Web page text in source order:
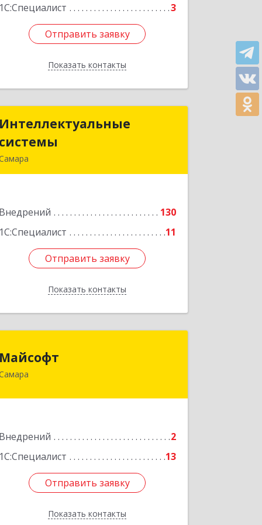
1С:Специалист
3
Отправить заявку
Показать контакты
Отправить заявку
Назад
Интеллектуальные
системы
Внедрений
130
1С:Специалист
11
Отправить заявку
Показать контакты
Интеллектуальные
Подробнее
Отправить заявку
Назад
Майсофт
Внедрений
2
1С:Специалист
13
Отправить заявку
Показать контакты
443076, Самарская обл, Самара г,
Подробнее
Отправить заявку
Назад